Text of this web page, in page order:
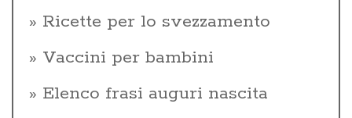
Ricette per lo svezzamento
Vaccini per bambini
Elenco frasi auguri nascita